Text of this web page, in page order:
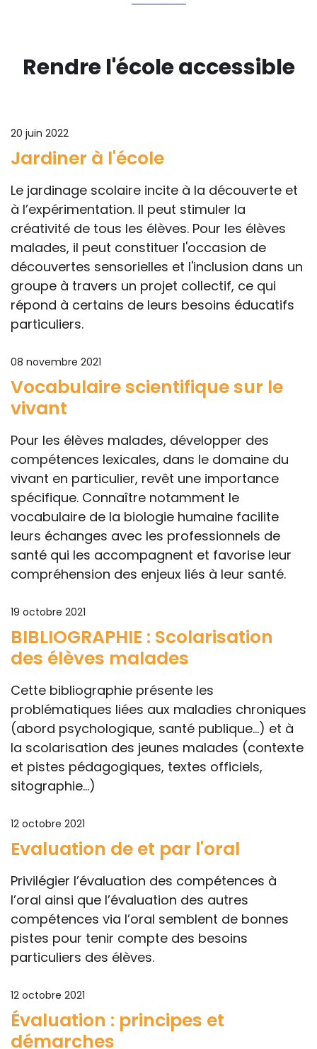
Rendre l'école accessible
20 juin 2022
Jardiner à l'école
Le jardinage scolaire incite à la découverte et
à l’expérimentation. Il peut stimuler la
créativité de tous les élèves. Pour les élèves
malades, il peut constituer l'occasion de
découvertes sensorielles et l'inclusion dans un
groupe à travers un projet collectif, ce qui
répond à certains de leurs besoins éducatifs
particuliers.
08 novembre 2021
Vocabulaire scientifique sur le
vivant
Pour les élèves malades, développer des
compétences lexicales, dans le domaine du
vivant en particulier, revêt une importance
spécifique. Connaître notamment le
vocabulaire de la biologie humaine facilite
leurs échanges avec les professionnels de
santé qui les accompagnent et favorise leur
compréhension des enjeux liés à leur santé.
19 octobre 2021
BIBLIOGRAPHIE : Scolarisation
des élèves malades
Cette bibliographie présente les
problématiques liées aux maladies chroniques
(abord psychologique, santé publique...) et à
la scolarisation des jeunes malades (contexte
et pistes pédagogiques, textes officiels,
sitographie...)
12 octobre 2021
Evaluation de et par l'oral
Privilégier l’évaluation des compétences à
l’oral ainsi que l’évaluation des autres
compétences via l’oral semblent de bonnes
pistes pour tenir compte des besoins
particuliers des élèves.
12 octobre 2021
Évaluation : principes et
démarches